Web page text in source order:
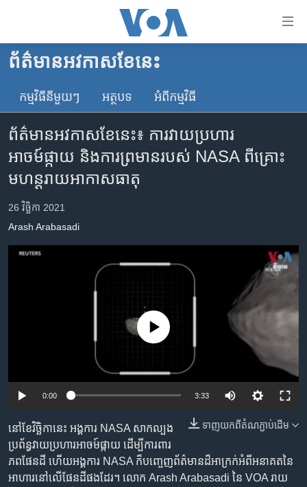
គេហទំព័រ​
និង​
ចូល​
ទំព័រ​
ព័ត៌មាន​​
ម្តង
រំលង​
និង​
ទំព័រ​
ស្វែង​
រក
កម្ពុជា
អន្តរជាតិ
ហេឡូវីអូអេ
ទូរទស្សន៍ / វីដេអូ​
ភាសា
ព័ត៌មាន​អវកាស​ខែនេះ
កម្មវិធី​នីមួយៗ អត្ថបទ​ អំពី​កម្មវិធី​
ព័ត៌មានអវកាសខែនេះ៖ ការវាយប្រហារ
អាចម៍ផ្កាយ និងការព្រមានរបស់ NASA ពីគ្រោះ
មហន្តរាយអាកាសធាតុ
26 វិច្ឆិកា 2021
Arash Arabasadi
No media source currently available
0:00 3:33
ទាញ​យក​ពី​តំណភ្ជាប់​ដើម
នៅខែវិច្ឆិកានេះ អង្គការ NASA សាកល្បង
ប្រព័ន្ធវាយប្រហារអាចម៍ផ្កាយ ដើម្បីការពារ
ភពផែនដី ហើយអង្គការ NASA ក៏បញ្ចេញព័ត៌មានដ៏អាក្រក់អំពីអនាគតនៃ
អាហារនៅលើផែនដីផងដែរ។ លោក Arash Arabasadi នៃ VOA រាយ